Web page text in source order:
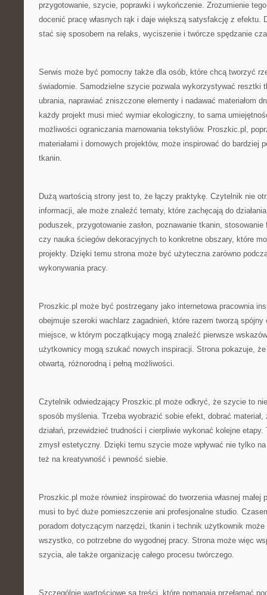
przygotowanie, szycie, poprawki i wykończenie. Zrozumienie
docenić pracę własnych rąk i daje większą satysfakcję z efektu.
stać się sposobem na relaks, wyciszenie i twórcze spędzanie
Serwis może być pomocny także dla osób, które chcą tworzyć
świadomie. Samodzielne szycie pozwala wykorzystywać resztki
ubrania, naprawiać zniszczone elementy i nadawać materiałom
każdy projekt musi mieć wymiar ekologiczny, to sama
możliwości ograniczania marnowania tekstyliów. Proszkic.pl,
materiałami i domowych projektów, może inspirować do bardziej
tkanin.
Dużą wartością strony jest to, że łączy praktykę. Czytelnik nie
informacji, ale może znaleźć tematy, które zachęcają do
poduszek, przygotowanie zasłon, poznawanie tkanin,
czy nauka ściegów dekoracyjnych to konkretne obszary, które
projekty. Dzięki temu strona może być użyteczna zarówno
wykonywania pracy.
Proszkic.pl może być postrzegany jako internetowa pracownia
obejmuje szeroki wachlarz zagadnień, które razem tworzą
miejsce, w którym początkujący mogą znaleźć pierwsze
użytkownicy mogą szukać nowych inspiracji. Strona pokazuje,
otwartą, różnorodną i pełną możliwości.
Czytelnik odwiedzający Proszkic.pl może odkryć, że szycie to
sposób myślenia. Trzeba wyobrazić sobie efekt, dobrać materiał,
działań, przewidzieć trudności i cierpliwie wykonać kolejne
zmysł estetyczny. Dzięki temu szycie może wpływać nie tylko
też na kreatywność i pewność siebie.
Proszkic.pl może również inspirować do tworzenia własnej małej
musi to być duże pomieszczenie ani profesjonalne studio.
poradom dotyczącym narzędzi, tkanin i technik użytkownik może
wszystko, co potrzebne do wygodnej pracy. Strona może więc
szycia, ale także organizację całego procesu twórczego.
Szczególnie wartościowe są treści, które pomagają przełamać